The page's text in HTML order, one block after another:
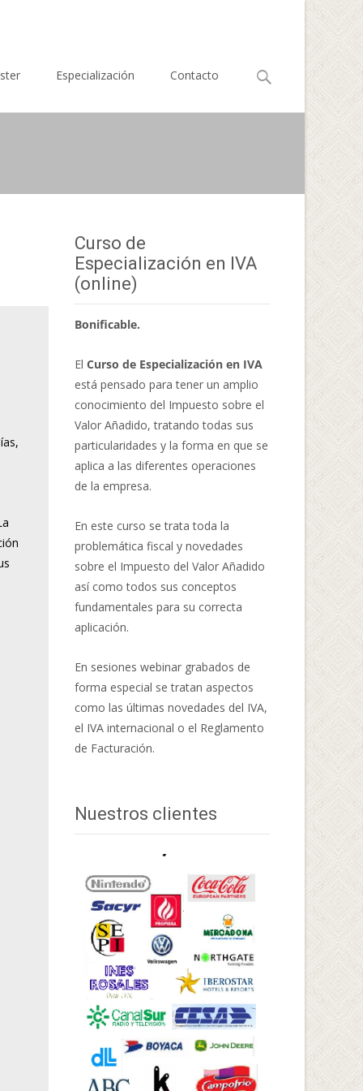
Especialización Contacto
Buscar
Curso de
Especialización en IVA
(online)
Bonificable.
El Curso de Especialización en IVA
está pensado para tener un amplio
conocimiento del Impuesto sobre el
Valor Añadido, tratando todas sus
particularidades y la forma en que se
aplica a las diferentes operaciones
de la empresa.
En este curso se trata toda la
problemática fiscal y novedades
sobre el Impuesto del Valor Añadido
así como todos sus conceptos
fundamentales para su correcta
aplicación.
En sesiones webinar grabados de
forma especial se tratan aspectos
como las últimas novedades del IVA,
el IVA internacional o el Reglamento
de Facturación.
Nuestros clientes